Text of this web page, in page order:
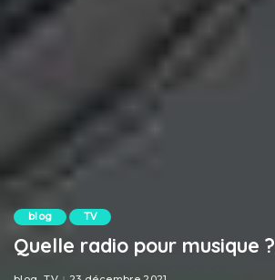
blog TV
Quelle radio pour musique ?